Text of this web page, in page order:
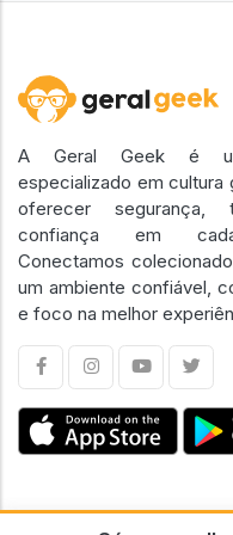
A Geral Geek é
especializado em cultura
oferecer segurança,
confiança em
Conectamos
um ambiente confiável,
e foco na melhor